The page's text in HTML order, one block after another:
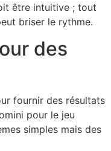
être intuitive ; tout
briser le rythme.
des
fournir des résultats
pour le jeu
simples mais des